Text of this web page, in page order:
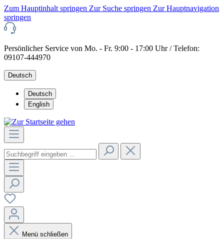
Zum Hauptinhalt springen Zur Suche springen Zur Hauptnavigation
springen
Persönlicher Service von Mo. - Fr. 9:00 - 17:00 Uhr / Telefon:
09107-444970
Deutsch
Deutsch
English
Menü schließen